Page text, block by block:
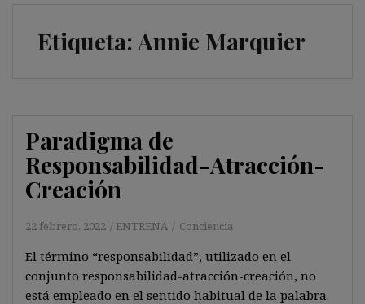
Etiqueta: Annie Marquier
Paradigma de
Responsabilidad-Atracción-
Creación
22 febrero, 2022 ENTRENA Conciencia
El término “responsabilidad”, utilizado en el
conjunto responsabilidad-atracción-creación, no
está empleado en el sentido habitual de la palabra.